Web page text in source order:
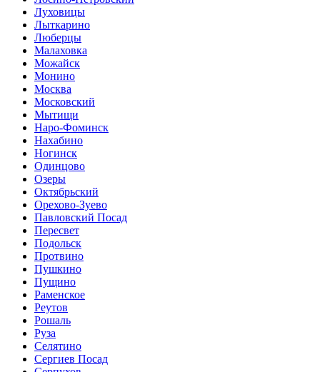
Луховицы
Лыткарино
Люберцы
Малаховка
Можайск
Монино
Москва
Московский
Мытищи
Наро-Фоминск
Нахабино
Ногинск
Одинцово
Озеры
Октябрьский
Орехово-Зуево
Павловский Посад
Пересвет
Подольск
Протвино
Пушкино
Пущино
Раменское
Реутов
Рошаль
Руза
Селятино
Сергиев Посад